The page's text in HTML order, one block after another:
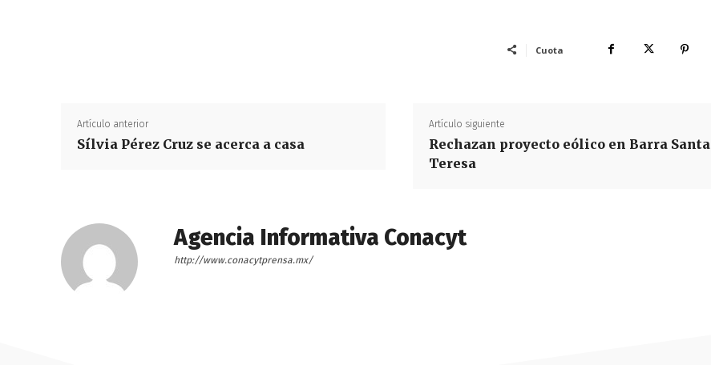
Cuota
Artículo anterior
Sílvia Pérez Cruz se acerca a casa
Artículo siguiente
Rechazan proyecto eólico en Barra Santa
Teresa
Agencia Informativa Conacyt
http://www.conacytprensa.mx/